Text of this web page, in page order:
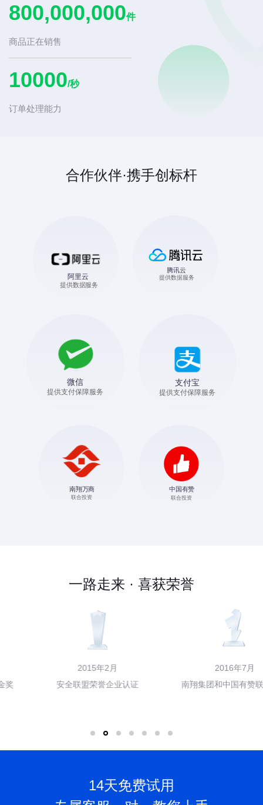
800,000,000件
商品正在销售
10000/秒
订单处理能力
合作伙伴·携手创标杆
一路走来 · 喜获荣誉
2015年2月
安全联盟荣誉企业认证
2016年7月
南翔集团和中国有赞联合融资
14天免费试用